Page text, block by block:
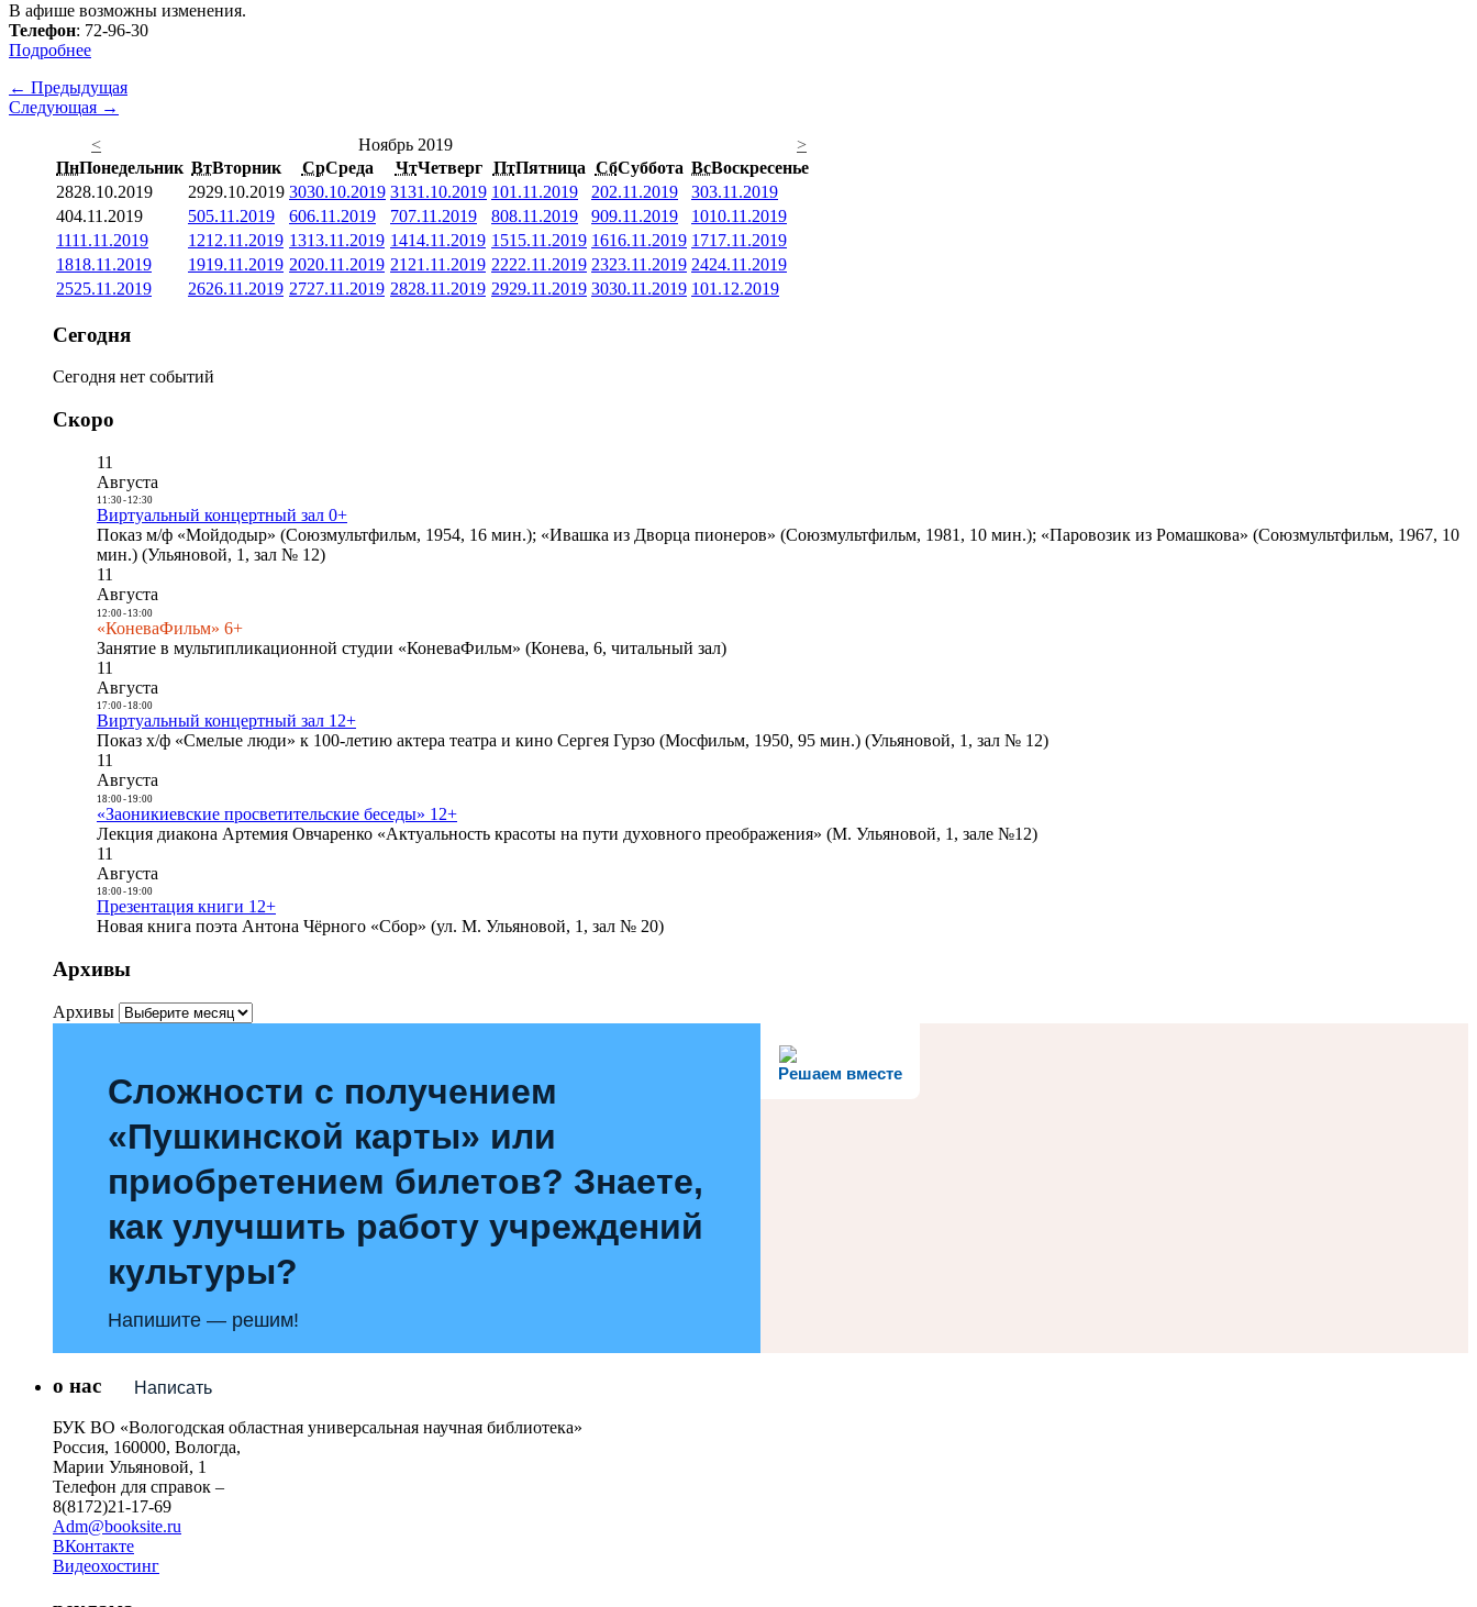
В афише возможны изменения.
Телефон: 72-96-30
Подробнее
← Предыдущая
Следующая →
<
Ноябрь 2019
>
ПнПонедельник ВтВторник СрСреда ЧтЧетверг ПтПятница СбСуббота ВсВоскресенье
2828.10.2019 2929.10.2019 3030.10.2019 3131.10.2019 101.11.2019 202.11.2019 303.11.2019
404.11.2019 505.11.2019 606.11.2019 707.11.2019 808.11.2019 909.11.2019 1010.11.2019
1111.11.2019 1212.11.2019 1313.11.2019 1414.11.2019 1515.11.2019 1616.11.2019 1717.11.2019
1818.11.2019 1919.11.2019 2020.11.2019 21 21.11.2019 2222.11.2019 2323.11.2019 2424.11.2019
2525.11.2019 2626.11.2019 2727.11.2019 2828.11.2019 2929.11.2019 3030.11.2019 101.12.2019
Сегодня
Сегодня нет событий
Скоро
11
Августа
11:30- 12:30
Виртуальный концертный зал 0+
Показ м/ф «Мойдодыр» (Союзмультфильм, 1954, 16 мин.); «Ивашка из Дворца пионеров» (Союзмультфильм, 1981, 10 мин.); «Паровозик из Ромашкова» (Союзмультфильм, 1967, 10
мин.) (Ульяновой, 1, зал № 12)
11
Августа
12:00- 13:00
«КоневаФильм» 6+
Занятие в мультипликационной студии «КоневаФильм» (Конева, 6, читальный зал)
11
Августа
17:00- 18:00
Виртуальный концертный зал 12+
Показ х/ф «Смелые люди» к 100-летию актера театра и кино Сергея Гурзо (Мосфильм, 1950, 95 мин.) (Ульяновой, 1, зал № 12)
11
Августа
18:00- 19:00
«Заоникиевские просветительские беседы» 12+
Лекция диакона Артемия Овчаренко «Актуальность красоты на пути духовного преображения» (М. Ульяновой, 1, зале №12)
11
Августа
18:00- 19:00
Презентация книги 12+
Новая книга поэта Антона Чёрного «Сбор» (ул. М. Ульяновой, 1, зал № 20)
Архивы
Архивы
Решаем вместе
Сложности с получением
«Пушкинской карты» или
приобретением билетов? Знаете,
как улучшить работу учреждений
культуры?
Напишите — решим!
Написать
о нас
БУК ВО «Вологодская областная универсальная научная библиотека»
Россия, 160000, Вологда,
Марии Ульяновой, 1
Телефон для справок –
8(8172)21-17-69
Adm@booksite.ru
ВКонтакте
Видеохостинг